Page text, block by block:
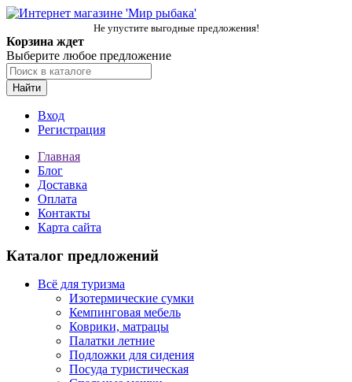
Не упустите выгодные предложения!
Корзина ждет
Выберите любое предложение
Найти
Вход
Регистрация
Главная
Блог
Доставка
Оплата
Контакты
Карта сайта
Каталог предложений
Всё для туризма
Изотермические сумки
Кемпинговая мебель
Коврики, матрацы
Палатки летние
Подложки для сидения
Посуда туристическая